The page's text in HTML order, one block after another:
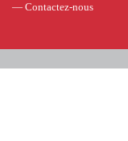
— Contactez-nous